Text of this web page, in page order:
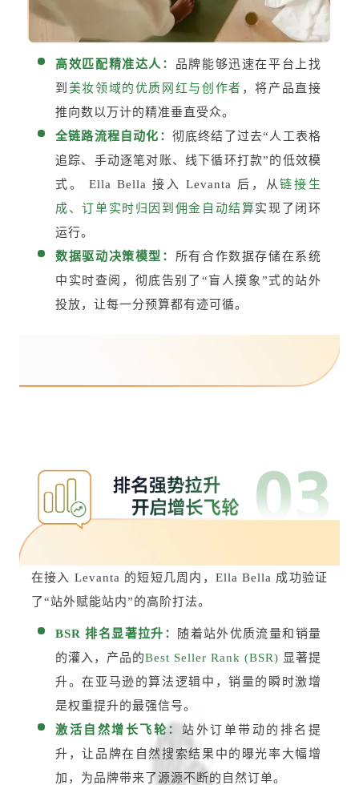
高效匹配精准达人： 品牌能够迅速在平台上找
到 美妆领域的优质网红与创作者 ，将产品直接
推向数以万计的精准垂直受众。
全链路流程自动化： 彻底终结了过去“人工表格
追踪、手动逐笔对账、线下循环打款”的低效模
式。 Ella Bella 接入 Levanta 后，从链接生
成、订单实时归因到佣金自动结算实现了闭环
运行。
数据驱动决策模型： 所有合作数据存储在系统
中实时查阅，彻底告别了“盲人摸象”式的站外
投放，让每一分预算都有迹可循。
在接入 Levanta 的短短几周内，Ella Bella 成功验证
了“站外赋能站内”的高阶打法。
BSR 排名显著拉升：
随着站外优质流量和销量
的灌入，产品的Best Seller Rank (BSR) 显著提
升。在亚马逊的算法逻辑中，销量的瞬时激增
是权重提升的最强信号。
激活自然增长飞轮： 站外订单带动的排名提
升，让品牌在自然搜索结果中的曝光率大幅增
加，为品牌带来了源源不断的自然订单。